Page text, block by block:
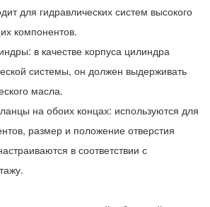
для гидравлических систем высокого
компонентов.
в качестве корпуса цилиндра
системы, он должен выдерживать
масла.
на обоих концах: используются для
размер и положение отверстия
в соответствии с